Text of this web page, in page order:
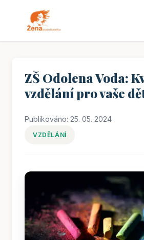
ZŠ Odolena Voda:
vzdělání pro vaše
Publikováno: 25. 05. 2024
VZDĚLÁNÍ